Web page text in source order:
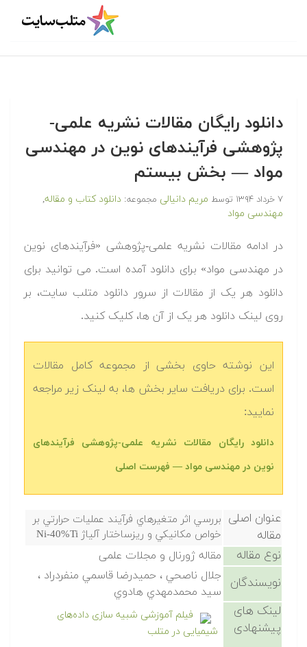
دانلود رایگان مقالات نشریه علمی-
پژوهشی فرآیندهای نوین در مهندسی
مواد — بخش بیستم
۷ خرداد ۱۳۹۴ توسط مریم دانیالی مجموعه: دانلود کتاب و مقاله,
مهندسی مواد
در ادامه مقالات نشریه علمی-پژوهشی «فرآیندهای نوین
در مهندسی مواد» برای دانلود آمده است. می توانید برای
دانلود هر یک از مقالات از سرور دانلود متلب سایت، بر
روی لینک دانلود هر یک از آن ها، کلیک کنید.
این نوشته حاوی بخشی از مجموعه کامل مقالات
است. برای دریافت سایر بخش ها، به لینک زیر مراجعه
نمایید:
دانلود رایگان مقالات نشریه علمی-پژوهشی فرآیندهای
نوین در مهندسی مواد — فهرست اصلی
عنوان اصلی
مقاله
بررسي اثر متغيرهاي فرآيند عمليات حرارتي بر
خواص مكانيكي و ريزساختار آلياژ Ni-40%Ti
نوع مقاله مقاله ژورنال و مجلات علمی
نویسندگان
جلال ناصحي ، حميدرضا قاسمي منفردراد ،
سيد محمدمهدي هادوي
لینک های
پیشنهادی
فیلم آموزشی شبیه سازی داده‌های
شیمیایی در متلب